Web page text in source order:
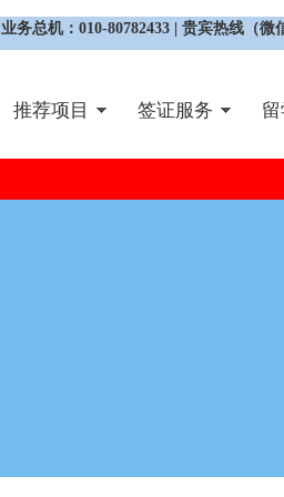
业务总机：010-80782433 | 贵宾热线（
推荐项目 签证服务